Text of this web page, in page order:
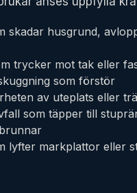
skadar husgrund,
trycker mot tak eller
som förstör
av uteplats eller
som täpper till
lyfter markplattor eller